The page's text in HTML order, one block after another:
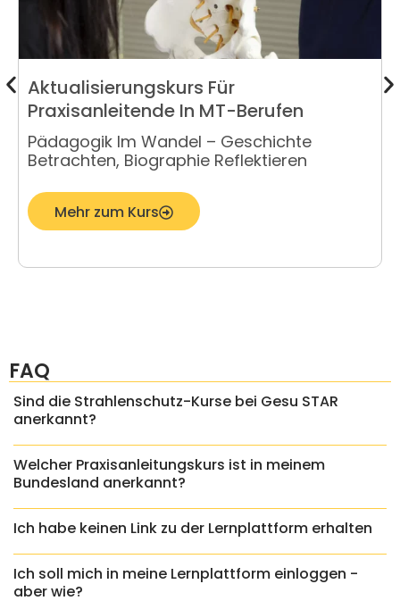
Aktualisierungskurs Für
Praxisanleitende In MT-Berufen
Pädagogik Im Wandel – Geschichte
Betrachten, Biographie Reflektieren
Mehr zum Kurs
FAQ
Sind die Strahlenschutz-Kurse bei Gesu STAR
anerkannt?
Welcher Praxisanleitungskurs ist in meinem
Bundesland anerkannt?
Ich habe keinen Link zu der Lernplattform erhalten
Ich soll mich in meine Lernplattform einloggen -
aber wie?